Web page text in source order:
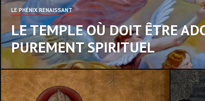
LE PHÉNIX RENAISSANT
LE TEMPLE OÙ DOIT ÊTRE
PUREMENT SPIRITUEL